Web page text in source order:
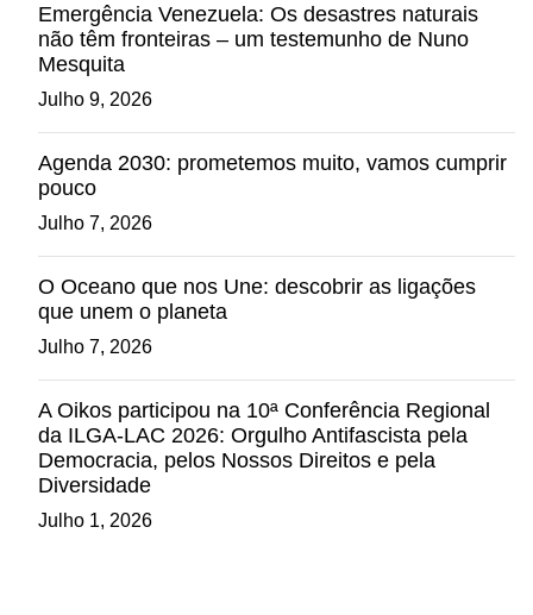
Emergência Venezuela: Os desastres naturais
não têm fronteiras – um testemunho de Nuno
Mesquita
Julho 9, 2026
Agenda 2030: prometemos muito, vamos cumprir
pouco
Julho 7, 2026
O Oceano que nos Une: descobrir as ligações
que unem o planeta
Julho 7, 2026
A Oikos participou na 10ª Conferência Regional
da ILGA-LAC 2026: Orgulho Antifascista pela
Democracia, pelos Nossos Direitos e pela
Diversidade
Julho 1, 2026